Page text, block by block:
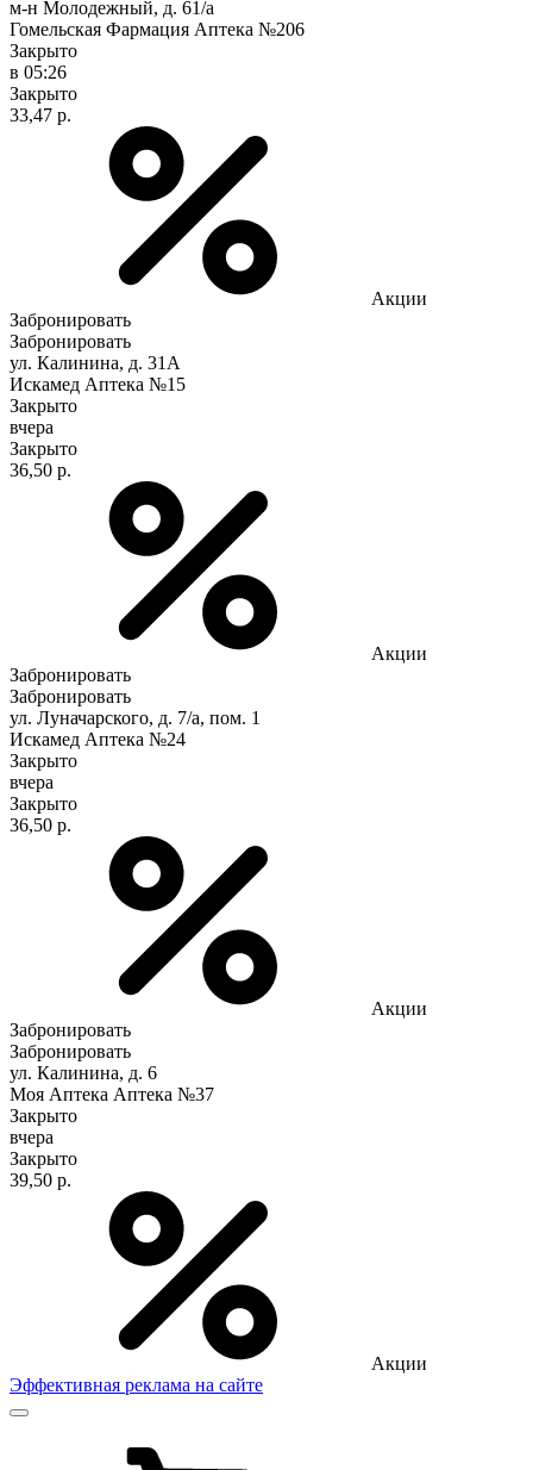
м-н Молодежный, д. 61/а
Гомельская Фармация Аптека №206
Закрыто
в 05:26
Закрыто
33,47 р.
Акции
Забронировать
Забронировать
ул. Калинина, д. 31А
Искамед Аптека №15
Закрыто
вчера
Закрыто
36,50 р.
Акции
Забронировать
Забронировать
ул. Луначарского, д. 7/а, пом. 1
Искамед Аптека №24
Закрыто
вчера
Закрыто
36,50 р.
Акции
Забронировать
Забронировать
ул. Калинина, д. 6
Моя Аптека Аптека №37
Закрыто
вчера
Закрыто
39,50 р.
Акции
Эффективная реклама на сайте